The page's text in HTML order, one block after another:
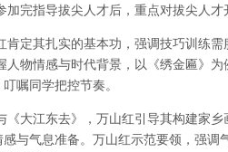
完指导拔尖人才后，重点对拔尖人才
肯定其扎实的基本功，强调技巧训练
物情感与时代背景，以《绣金匾》为
嘱同学把控节奏。
《大江东去》，万山红引导其构建家
与气息准备。万山红示范要领，强调